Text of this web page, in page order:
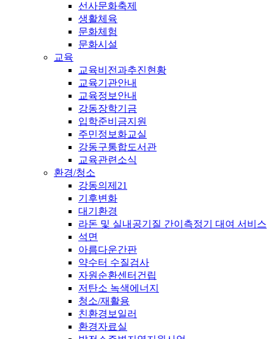
선사문화축제
생활체육
문화체험
문화시설
교육
교육비전과추진현황
교육기관안내
교육정보안내
강동장학기금
입학준비금지원
주민정보화교실
강동구통합도서관
교육관련소식
환경/청소
강동의제21
기후변화
대기환경
라돈 및 실내공기질 간이측정기 대여 서비스
석면
아름다운간판
약수터 수질검사
자원순환센터건립
저탄소 녹색에너지
청소/재활용
친환경보일러
환경자료실